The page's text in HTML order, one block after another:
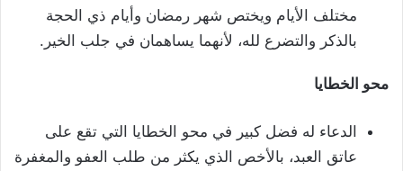
مختلف الأيام ويختص شهر رمضان وأيام ذي الحجة
بالذكر والتضرع لله، لأنهما يساهمان في جلب الخير.
محو الخطايا
الدعاء له فضل كبير في محو الخطايا التي تقع على
عاتق العبد، بالأخص الذي يكثر من طلب العفو والمغفرة